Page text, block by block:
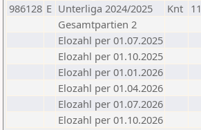
986128 E Unterliga 2024/2025 Knt 11
Gesamtpartien 2
Elozahl per 01.07.2025
Elozahl per 01.10.2025
Elozahl per 01.01.2026
Elozahl per 01.04.2026
Elozahl per 01.07.2026
Elozahl per 01.10.2026